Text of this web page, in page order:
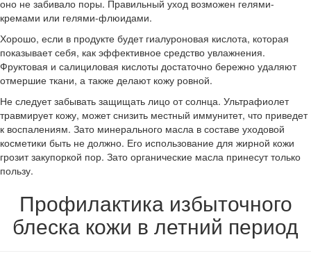
оно не забивало поры. Правильный уход возможен гелями-
кремами или гелями-флюидами.
Хорошо, если в продукте будет гиалуроновая кислота, которая
показывает себя, как эффективное средство увлажнения.
Фруктовая и салициловая кислоты достаточно бережно удаляют
отмершие ткани, а также делают кожу ровной.
Не следует забывать защищать лицо от солнца. Ультрафиолет
травмирует кожу, может снизить местный иммунитет, что приведет
к воспалениям. Зато минерального масла в составе уходовой
косметики быть не должно. Его использование для жирной кожи
грозит закупоркой пор. Зато органические масла принесут только
пользу.
Профилактика избыточного
блеска кожи в летний период